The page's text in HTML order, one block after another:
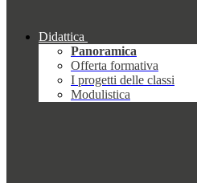
Didattica
Panoramica
Offerta formativa
I progetti delle classi
Modulistica